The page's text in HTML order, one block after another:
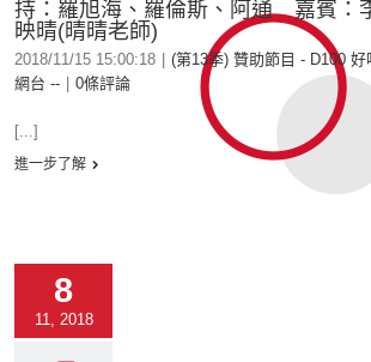
持：羅旭海、羅倫斯、阿通 嘉賓：
映晴(晴晴老師)
2018/11/15 15:00:18 (第13季) 贊助節目 - D100 好
網台 --
0條評論
[...]
進一步了解
8
11, 2018